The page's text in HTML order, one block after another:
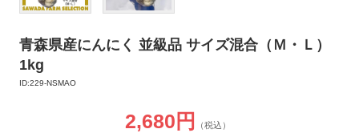
青森県産にんにく 並級品 サイズ混合（Ｍ・Ｌ）
1kg
ID:229-NSMAO
2,680円 （税込）